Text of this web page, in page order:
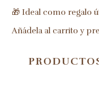
🎁 Ideal como regalo
Añádela al carrito y